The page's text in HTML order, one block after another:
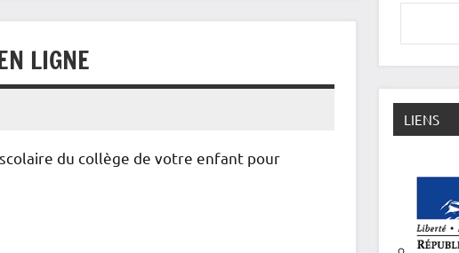
LIGNE
du collège de votre enfant pour
LIENS